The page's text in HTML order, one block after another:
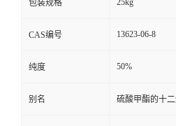
包装规格 25kg
CAS编号 13623-06-8
纯度 50%
别名 硫酸甲酯的十